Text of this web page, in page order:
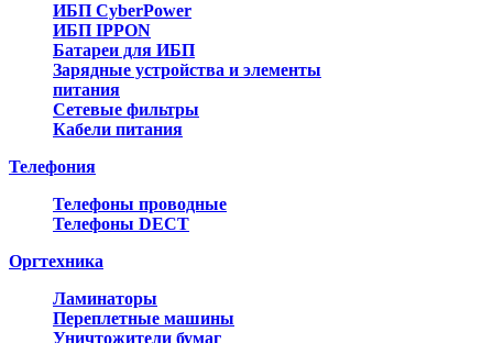
ИБП CyberPower
ИБП IPPON
Батареи для ИБП
Зарядные устройства и элементы
питания
Сетевые фильтры
Кабели питания
Телефония
Телефоны проводные
Телефоны DECT
Оргтехника
Ламинаторы
Переплетные машины
Уничтожители бумаг